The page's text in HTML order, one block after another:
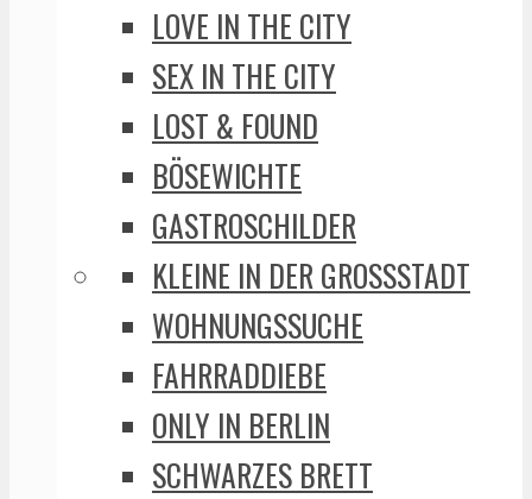
LOVE IN THE CITY
SEX IN THE CITY
LOST & FOUND
BÖSEWICHTE
GASTROSCHILDER
KLEINE IN DER GROSSSTADT
WOHNUNGSSUCHE
FAHRRADDIEBE
ONLY IN BERLIN
SCHWARZES BRETT